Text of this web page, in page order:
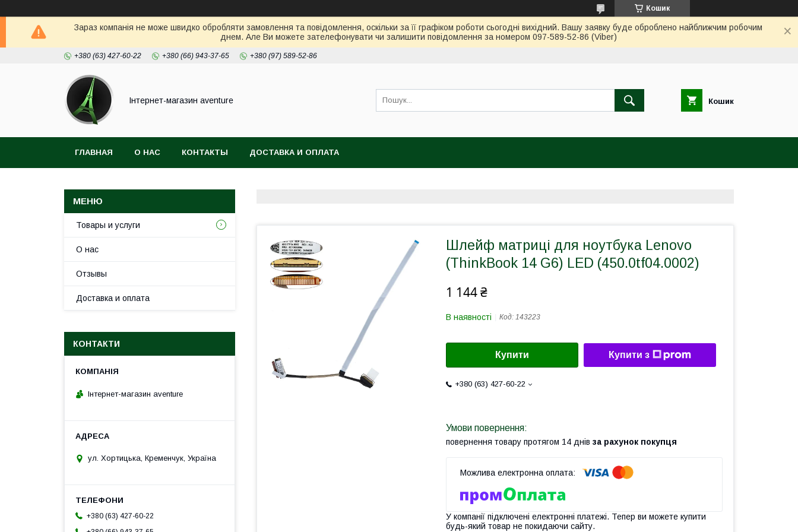
Кошик
Зараз компанія не може швидко обробляти замовлення та повідомлення, оскільки за її графіком роботи сьогодні вихідний. Вашу заявку буде оброблено найближчим робочим
днем. Але Ви можете зателефонувати чи залишити повідомлення за номером 097-589-52-86 (Viber)
+380 (63) 427-60-22 +380 (66) 943-37-65 +380 (97) 589-52-86
Інтернет-магазин aventure Кошик
ГЛАВНАЯ О НАС КОНТАКТЫ ДОСТАВКА И ОПЛАТА
Шлейф матриці для ноутбука Lenovo
(ThinkBook 14 G6) LED (450.0tf04.0002)
1 144 ₴
В наявності Код: 143223
Купити Купити з
+380 (63) 427-60-22
повернення товару протягом 14 днів за рахунок покупця
У компанії підключені електронні платежі. Тепер ви можете купити
будь-який товар не покидаючи сайту.
Товары и услуги
О нас
Отзывы
Доставка и оплата
КОНТАКТИ
Інтернет-магазин aventure
ул. Хортицька, Кременчук, Україна
+380 (63) 427-60-22